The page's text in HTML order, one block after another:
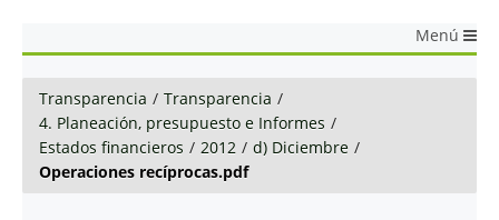
Menú
Transparencia / Transparencia /
4. Planeación, presupuesto e Informes /
Estados financieros / 2012 / d) Diciembre /
Operaciones recíprocas.pdf